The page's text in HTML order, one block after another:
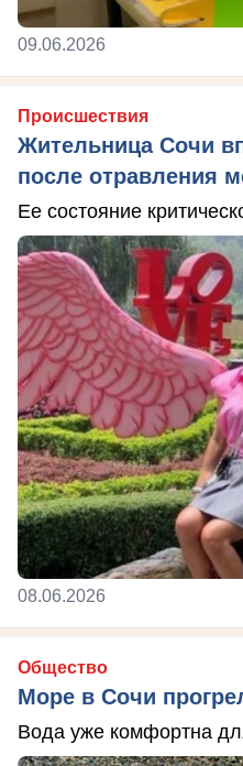
09.06.2026
Происшествия
Жительница Сочи
после отравления
Ее состояние
08.06.2026
Общество
Море в Сочи
Вода уже комфортна